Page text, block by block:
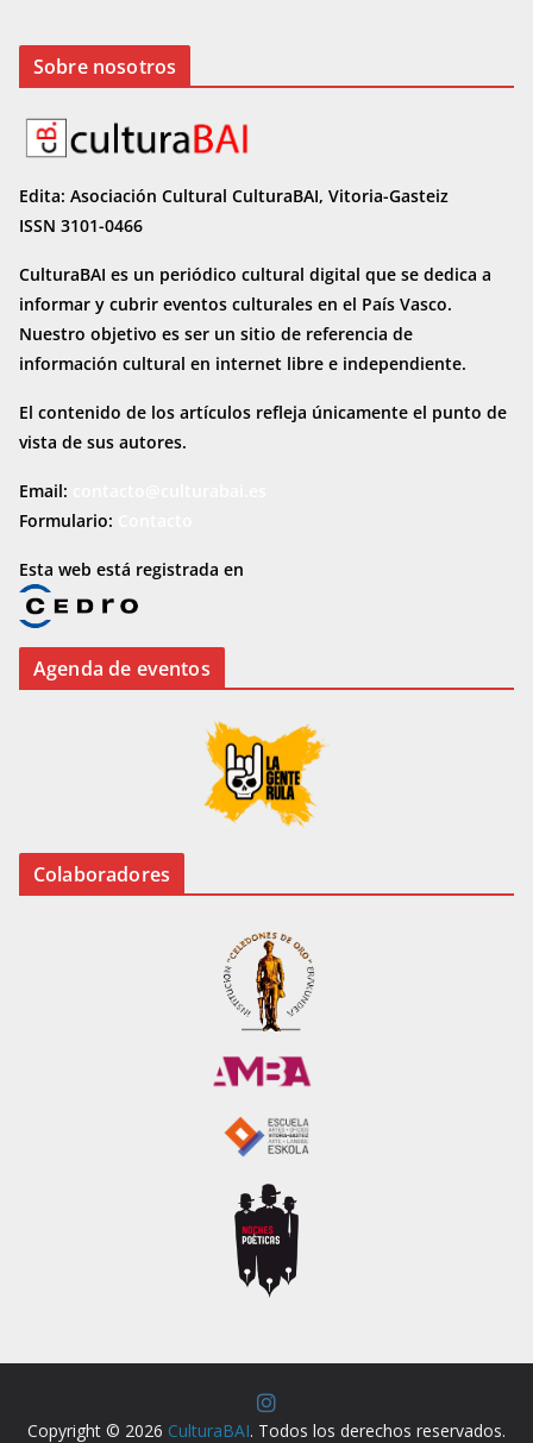
Sobre nosotros
Edita: Asociación Cultural CulturaBAI, Vitoria-Gasteiz
ISSN 3101-0466
CulturaBAI es un periódico cultural digital que se dedica a
informar y cubrir eventos culturales en el País Vasco.
Nuestro objetivo es ser un sitio de referencia de
información cultural en internet libre e independiente.
El contenido de los artículos refleja únicamente el punto de
vista de sus autores.
Email:
Formulario:
Esta web está registrada en
Agenda de eventos
Colaboradores
Copyright © 2026 CulturaBAI. Todos los derechos reservados.